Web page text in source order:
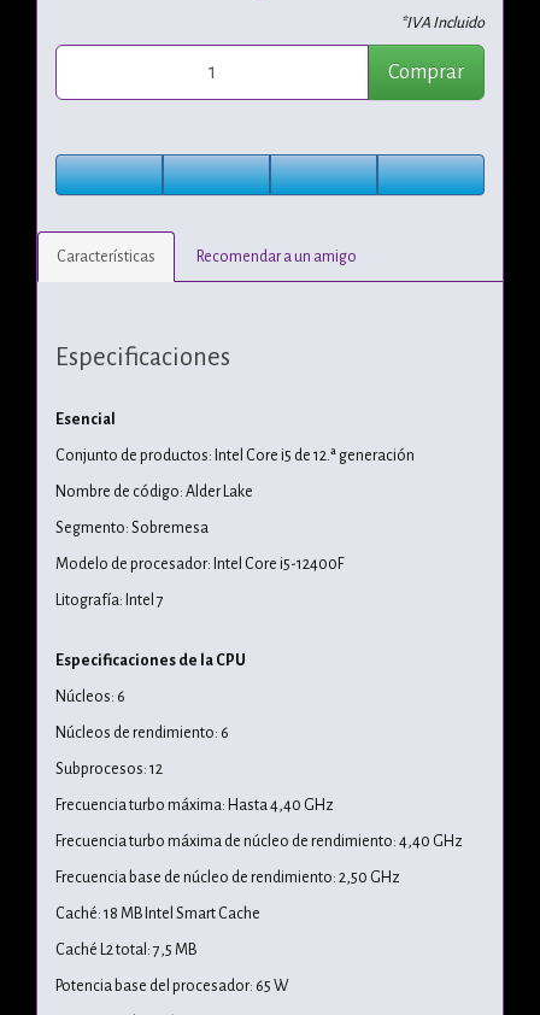
*IVA Incluido
Comprar
Características Recomendar a un amigo
Especificaciones
Esencial
Conjunto de productos: Intel Core i5 de 12.ª generación
Nombre de código: Alder Lake
Segmento: Sobremesa
Modelo de procesador: Intel Core i5-12400F
Litografía: Intel 7
Especificaciones de la CPU
Núcleos: 6
Núcleos de rendimiento: 6
Subprocesos: 12
Frecuencia turbo máxima: Hasta 4,40 GHz
Frecuencia turbo máxima de núcleo de rendimiento: 4,40 GHz
Frecuencia base de núcleo de rendimiento: 2,50 GHz
Caché: 18 MB Intel Smart Cache
Caché L2 total: 7,5 MB
Potencia base del procesador: 65 W